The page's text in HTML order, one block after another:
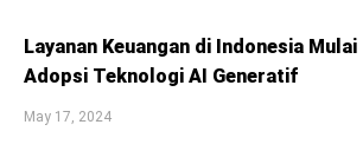
Layanan Keuangan di Indonesia Mulai
Adopsi Teknologi AI Generatif
May 17, 2024